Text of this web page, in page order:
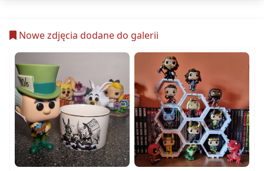
Nowe zdjęcia dodane do galerii